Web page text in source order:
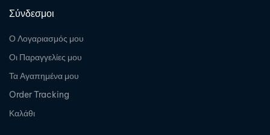
Σύνδεσμοι
Ο Λογαριασμός μου
Οι Παραγγελίες μου
Τα Αγαπημένα μου
Order Tracking
Καλάθι